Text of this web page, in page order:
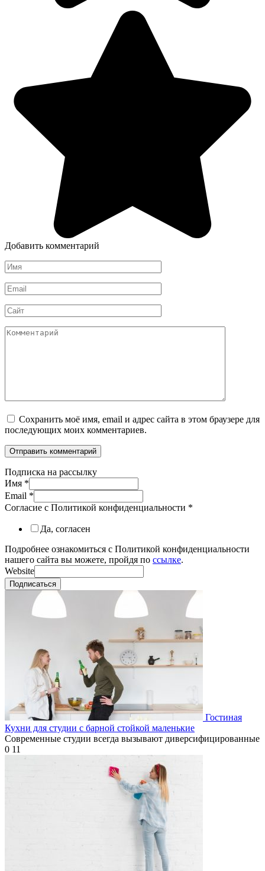
Добавить комментарий
Имя
*
Email
*
Сайт
Комментарий
Сохранить моё имя, email и адрес сайта в этом браузере для
последующих моих комментариев.
Подписка на рассылку
Имя *
Email *
Согласие с Политикой конфиденциальности *
Да, согласен
Подробнее ознакомиться с Политикой конфиденциальности
нашего сайта вы можете, пройдя по ссылке.
Website
Подписаться
Гостиная
Кухни для студии с барной стойкой маленькие
Современные студии всегда вызывают диверсифицированные
0 11